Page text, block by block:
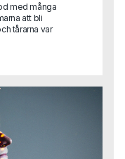
med många
att bli
tårarna var
lugn och
sa: "Jag förstår
förstod
känslor och
för
beslut utan
känslor i